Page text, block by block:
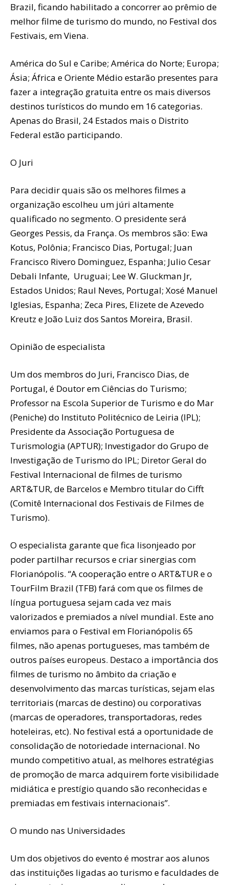
Brazil, ficando habilitado a concorrer ao prêmio de
melhor filme de turismo do mundo, no Festival dos
Festivais, em Viena.
América do Sul e Caribe; América do Norte; Europa;
Ásia; África e Oriente Médio estarão presentes para
fazer a integração gratuita entre os mais diversos
destinos turísticos do mundo em 16 categorias.
Apenas do Brasil, 24 Estados mais o Distrito
Federal estão participando.
O Juri
Para decidir quais são os melhores filmes a
organização escolheu um júri altamente
qualificado no segmento. O presidente será
Georges Pessis, da França. Os membros são: Ewa
Kotus, Polônia; Francisco Dias, Portugal; Juan
Francisco Rivero Dominguez, Espanha; Julio Cesar
Debali Infante, Uruguai; Lee W. Gluckman Jr,
Estados Unidos; Raul Neves, Portugal; Xosé Manuel
Iglesias, Espanha; Zeca Pires, Elizete de Azevedo
Kreutz e João Luiz dos Santos Moreira, Brasil.
Opinião de especialista
Um dos membros do Juri, Francisco Dias, de
Portugal, é Doutor em Ciências do Turismo;
Professor na Escola Superior de Turismo e do Mar
(Peniche) do Instituto Politécnico de Leiria (IPL);
Presidente da Associação Portuguesa de
Turismologia (APTUR); Investigador do Grupo de
Investigação de Turismo do IPL; Diretor Geral do
Festival Internacional de filmes de turismo
ART&TUR, de Barcelos e Membro titular do Cifft
(Comitê Internacional dos Festivais de Filmes de
Turismo).
O especialista garante que fica lisonjeado por
poder partilhar recursos e criar sinergias com
Florianópolis. “A cooperação entre o ART&TUR e o
TourFilm Brazil (TFB) fará com que os filmes de
língua portuguesa sejam cada vez mais
valorizados e premiados a nível mundial. Este ano
enviamos para o Festival em Florianópolis 65
filmes, não apenas portugueses, mas também de
outros países europeus. Destaco a importância dos
filmes de turismo no âmbito da criação e
desenvolvimento das marcas turísticas, sejam elas
territoriais (marcas de destino) ou corporativas
(marcas de operadores, transportadoras, redes
hoteleiras, etc). No festival está a oportunidade de
consolidação de notoriedade internacional. No
mundo competitivo atual, as melhores estratégias
de promoção de marca adquirem forte visibilidade
midiática e prestígio quando são reconhecidas e
premiadas em festivais internacionais”.
O mundo nas Universidades
Um dos objetivos do evento é mostrar aos alunos
das instituições ligadas ao turismo e faculdades de